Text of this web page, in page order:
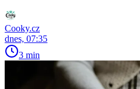
Cooky.cz
dnes, 07:35
3 min